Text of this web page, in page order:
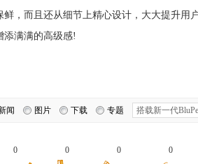
鲜，而且还从细节上精心设计，大大提升用
添满满的高级感!
闻 图片 下载 专题
0 0 0 0